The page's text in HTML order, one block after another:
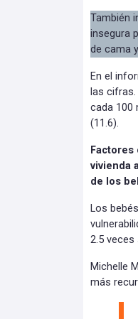
También
insegura
de cama
En el
las
cada 100
(11.6).
vivienda
de los
Los
2.5 veces
Michelle
más